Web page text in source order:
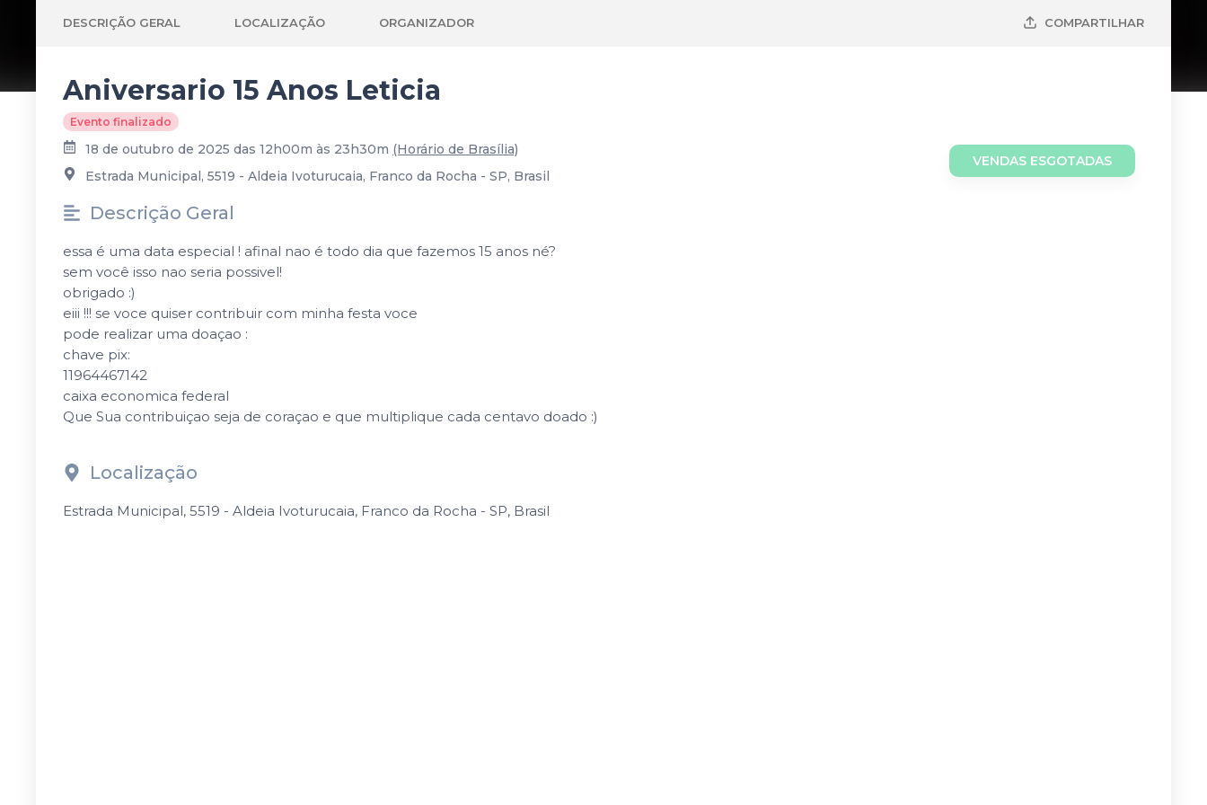
DESCRIÇÃO GERAL LOCALIZAÇÃO ORGANIZADOR COMPARTILHAR
Aniversario 15 Anos Leticia
Evento finalizado
18 de outubro de 2025 das 12h00m às 23h30m (Horário de Brasília)
Estrada Municipal, 5519 - Aldeia Ivoturucaia, Franco da Rocha - SP, Brasil
VENDAS ESGOTADAS
Descrição Geral
essa é uma data especial ! afinal nao é todo dia que fazemos 15 anos né?
sem você isso nao seria possivel!
obrigado :)
eiii !!! se voce quiser contribuir com minha festa voce
pode realizar uma doaçao :
chave pix:
11964467142
caixa economica federal
Que Sua contribuiçao seja de coraçao e que multiplique cada centavo doado :)
Localização
Estrada Municipal, 5519 - Aldeia Ivoturucaia, Franco da Rocha - SP, Brasil